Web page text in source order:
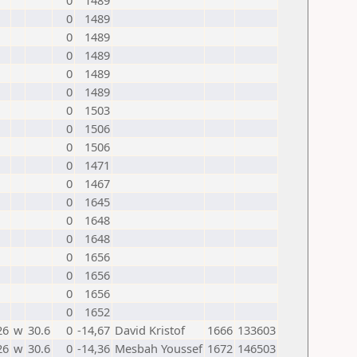
0
1489
0
1489
0
1489
0
1489
0
1489
0
1503
0
1506
0
1506
0
1471
0
1467
0
1645
0
1648
0
1648
0
1656
0
1656
0
1656
0
1652
w 30.6 0 -14,67 David Kristof 1666 133603
w 30.6 0 -14,36 Mesbah Youssef 1672 146503